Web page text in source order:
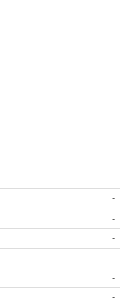
-
-
-
-
-
-